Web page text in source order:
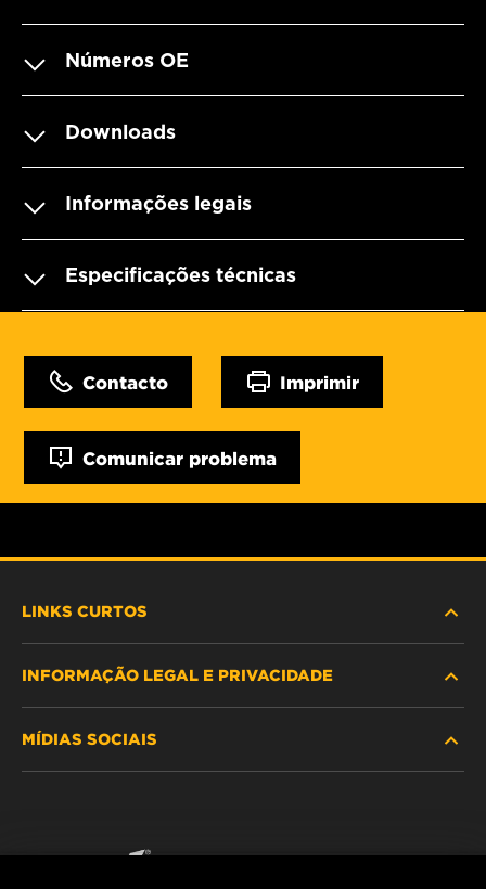
Números OE
Downloads
Informações legais
Especificações técnicas
Contacto Imprimir
Comunicar problema
LINKS CURTOS
PROCURE O FILTRO
ONDE COMPRAR
CONTACTE NOS
INFORMAÇÃO LEGAL E PRIVACIDADE
MÍDIAS SOCIAIS